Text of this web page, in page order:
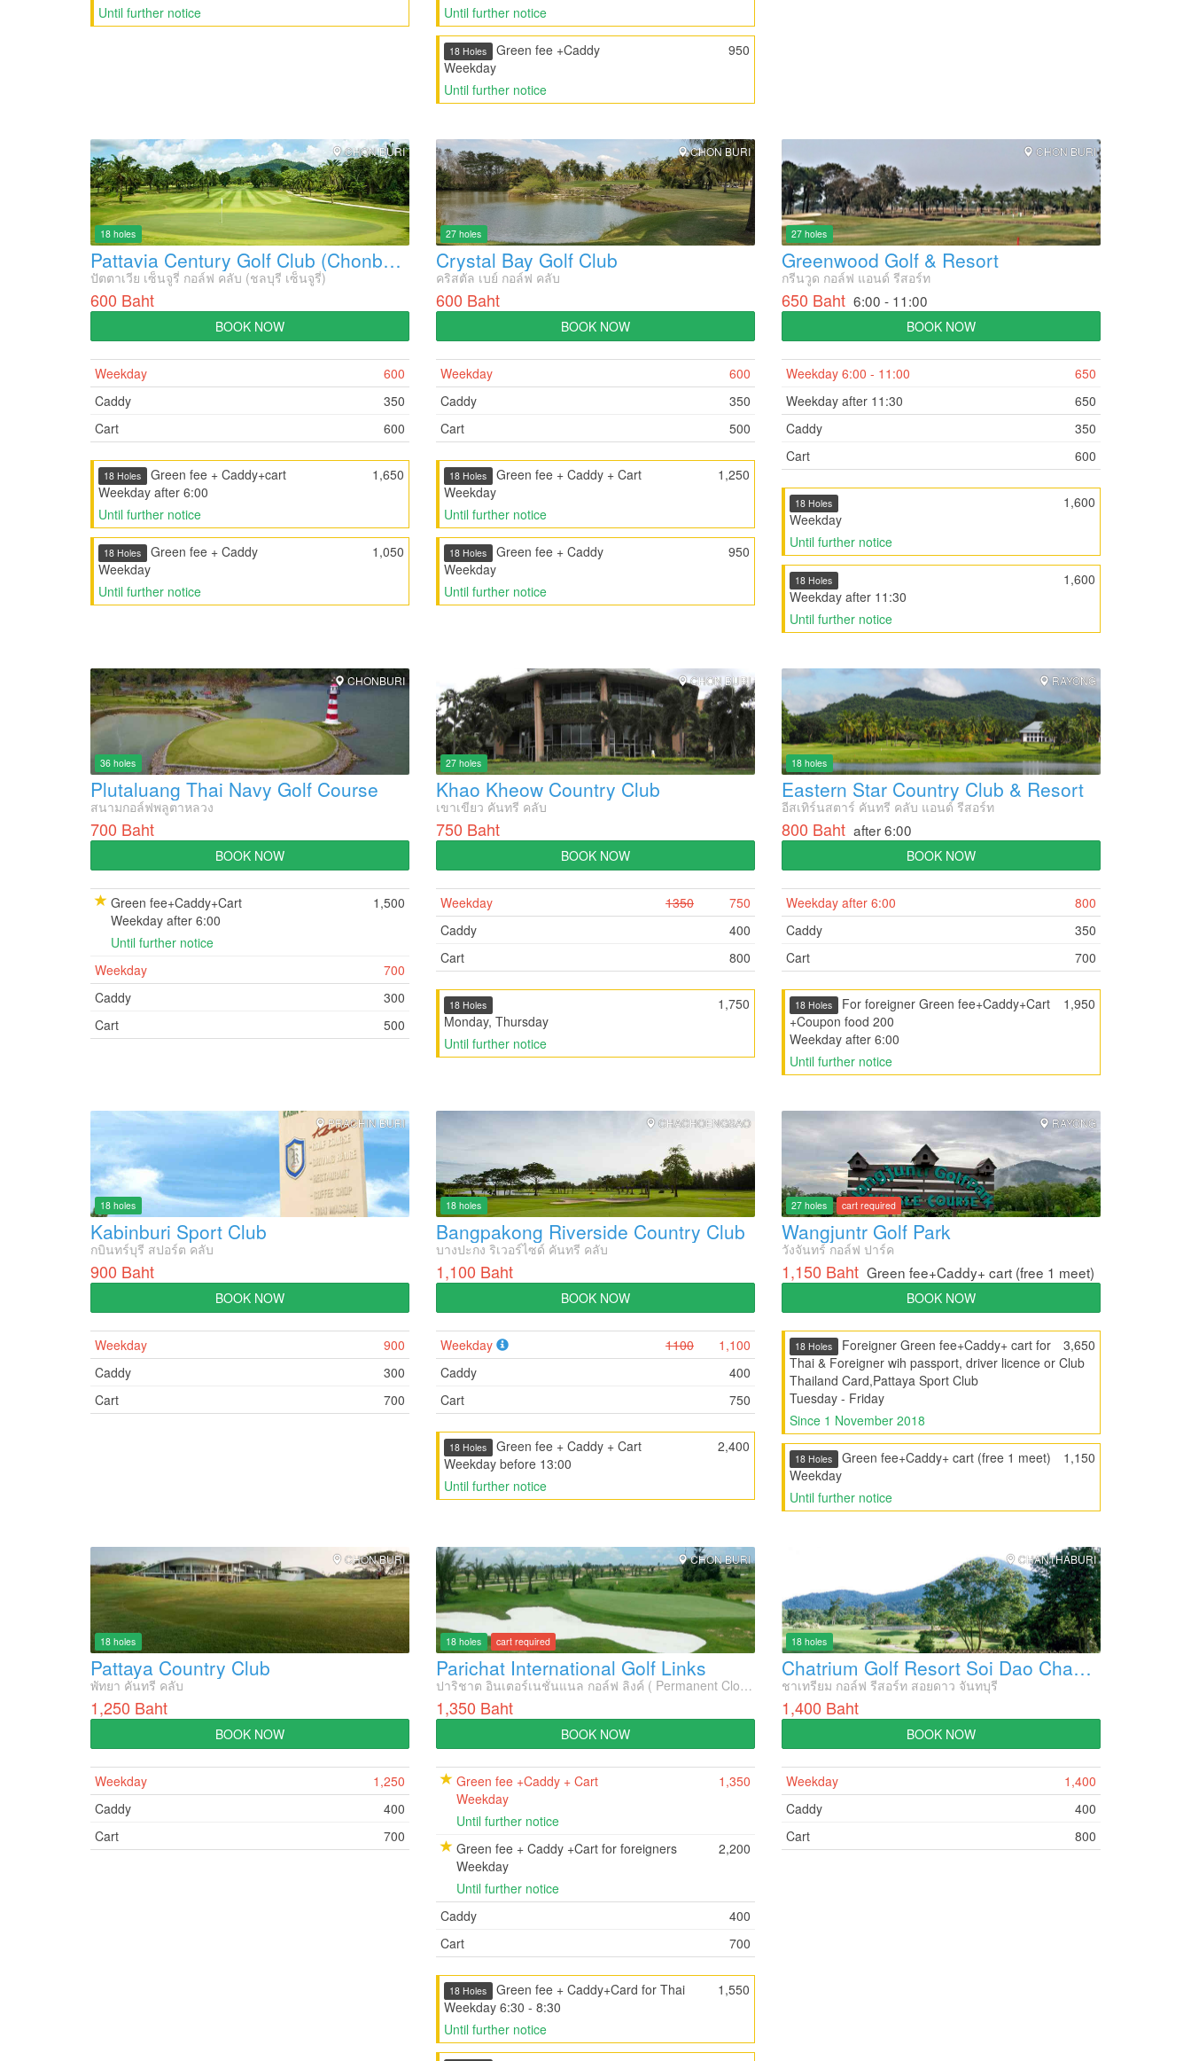
Until further notice
Until further notice
950
18 Holes Green fee +Caddy
Weekday
Until further notice
CHON BURI
18 holes
Pattavia Century Golf Club (Chonburi Century)
ปัตตาเวีย เซ็นจูรี่ กอล์ฟ คลับ (ชลบุรี เซ็นจูรี่)
600 Baht
BOOK NOW
Weekday
600
Caddy
350
Cart
600
1,650
18 Holes Green fee + Caddy+cart
Weekday after 6:00
Until further notice
1,050
18 Holes Green fee + Caddy
Weekday
Until further notice
CHON BURI
27 holes
Crystal Bay Golf Club
คริสตัล เบย์ กอล์ฟ คลับ
600 Baht
BOOK NOW
Weekday
600
Caddy
350
Cart
500
1,250
18 Holes Green fee + Caddy + Cart
Weekday
Until further notice
950
18 Holes Green fee + Caddy
Weekday
Until further notice
CHON BURI
27 holes
Greenwood Golf & Resort
กรีนวูด กอล์ฟ แอนด์ รีสอร์ท
650 Baht 6:00 - 11:00
BOOK NOW
Weekday 6:00 - 11:00
650
Weekday after 11:30
650
Caddy
350
Cart
600
1,600
18 Holes
Weekday
Until further notice
1,600
18 Holes
Weekday after 11:30
Until further notice
CHONBURI
36 holes
Plutaluang Thai Navy Golf Course
สนามกอล์ฟพลูตาหลวง
700 Baht
BOOK NOW
Green fee+Caddy+Cart
Weekday after 6:00
Until further notice
1,500
Weekday
700
Caddy
300
Cart
500
CHON BURI
27 holes
Khao Kheow Country Club
เขาเขียว คันทรี คลับ
750 Baht
BOOK NOW
Weekday 1350
750
Caddy
400
Cart
800
1,750
18 Holes
Monday, Thursday
Until further notice
RAYONG
18 holes
Eastern Star Country Club & Resort
อีสเทิร์นสตาร์ คันทรี คลับ แอนด์ รีสอร์ท
800 Baht after 6:00
BOOK NOW
Weekday after 6:00
800
Caddy
350
Cart
700
1,950
18 Holes For foreigner Green fee+Caddy+Cart
+Coupon food 200
Weekday after 6:00
Until further notice
PRACHIN BURI
18 holes
Kabinburi Sport Club
กบินทร์บุรี สปอร์ต คลับ
900 Baht
BOOK NOW
Weekday
900
Caddy
300
Cart
700
CHACHOENGSAO
18 holes
Bangpakong Riverside Country Club
บางปะกง ริเวอร์ไซด์ คันทรี คลับ
1,100 Baht
BOOK NOW
Weekday 1100
1,100
Caddy
400
Cart
750
2,400
18 Holes Green fee + Caddy + Cart
Weekday before 13:00
Until further notice
RAYONG
27 holes cart required
Wangjuntr Golf Park
วังจันทร์ กอล์ฟ ปาร์ค
1,150 Baht Green fee+Caddy+ cart (free 1 meet)
BOOK NOW
3,650
18 Holes Foreigner Green fee+Caddy+ cart for
Thai & Foreigner wih passport, driver licence or Club
Thailand Card,Pattaya Sport Club
Tuesday - Friday
Since 1 November 2018
1,150
18 Holes Green fee+Caddy+ cart (free 1 meet)
Weekday
Until further notice
CHON BURI
18 holes
Pattaya Country Club
พัทยา คันทรี คลับ
1,250 Baht
BOOK NOW
Weekday
1,250
Caddy
400
Cart
700
CHON BURI
18 holes cart required
Parichat International Golf Links
ปาริชาต อินเตอร์เนชั่นแนล กอล์ฟ ลิงค์ ( Permanent Closed )
1,350 Baht
BOOK NOW
Green fee +Caddy + Cart
Weekday
Until further notice
1,350
Green fee + Caddy +Cart for foreigners
Weekday
Until further notice
2,200
Caddy
400
Cart
700
1,550
18 Holes Green fee + Caddy+Card for Thai
Weekday 6:30 - 8:30
Until further notice
CHANTHABURI
18 holes
Chatrium Golf Resort Soi Dao Chanthaburi
ชาเทรียม กอล์ฟ รีสอร์ท สอยดาว จันทบุรี
1,400 Baht
BOOK NOW
Weekday
1,400
Caddy
400
Cart
800